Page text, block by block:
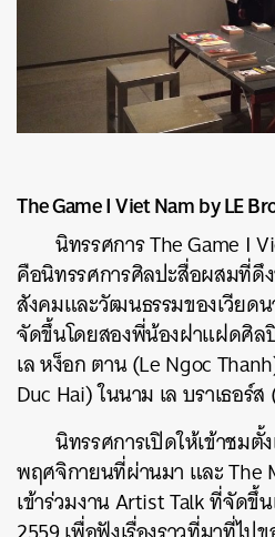
The Game I Viet Nam by LE
นิทรรศการ The Game I
คือนิทรรศการศิลปะสื่อผสมที่ดึ
สังคมและวัฒนธรรมของเวียด
จัดขึ้นโดยสองพี่น้องฝาแฝดศิล
เล หง็อก ตาน (Le Ngoc
Duc Hai) ในนาม เล บราเธอร์
นิทรรศการเปิดให้เข้าชม
พฤศจิกายนที่ผ่านมา และ The
เข้าร่วมงาน Artist Talk ที่จัดขึ้